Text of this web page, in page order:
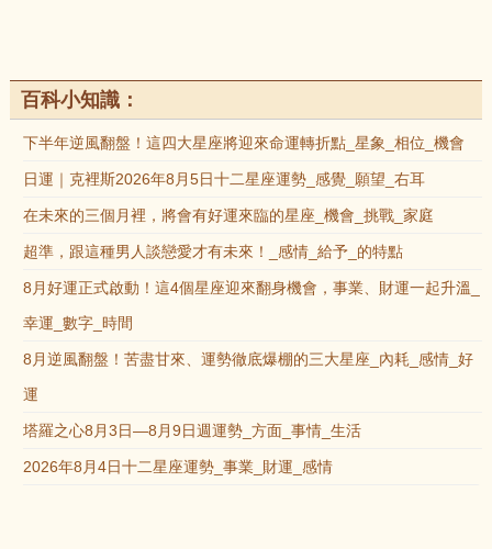
百科小知識：
下半年逆風翻盤！這四大星座將迎來命運轉折點_星象_相位_機會
日運｜克裡斯2026年8月5日十二星座運勢_感覺_願望_右耳
在未來的三個月裡，將會有好運來臨的星座_機會_挑戰_家庭
超準，跟這種男人談戀愛才有未來！_感情_給予_的特點
8月好運正式啟動！這4個星座迎來翻身機會，事業、財運一起升溫_
幸運_數字_時間
8月逆風翻盤！苦盡甘來、運勢徹底爆棚的三大星座_內耗_感情_好
運
塔羅之心8月3日—8月9日週運勢_方面_事情_生活
2026年8月4日十二星座運勢_事業_財運_感情